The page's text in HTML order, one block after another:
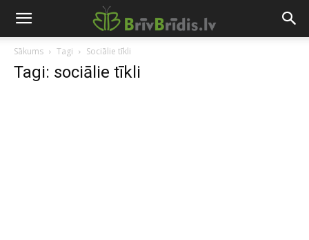
Sākums Tagi Sociālie tīkli
Tagi: sociālie tīkli